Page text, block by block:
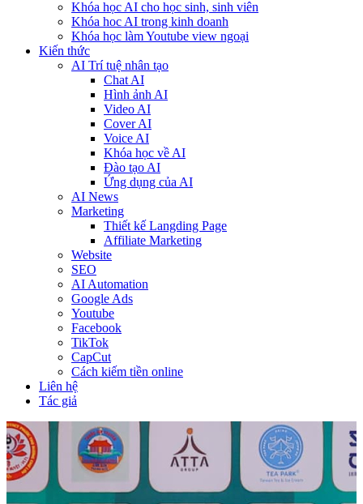
Khóa học AI cho học sinh, sinh viên
Khóa hoc AI trong kinh doanh
Khóa học làm Youtube view ngoại
Kiến thức
AI Trí tuệ nhân tạo
Chat AI
Hình ảnh AI
Video AI
Cover AI
Voice AI
Khóa học về AI
Đào tạo AI
Ứng dụng của AI
AI News
Marketing
Thiết kế Langding Page
Affiliate Marketing
Website
SEO
AI Automation
Google Ads
Youtube
Facebook
TikTok
CapCut
Cách kiếm tiền online
Liên hệ
Tác giả